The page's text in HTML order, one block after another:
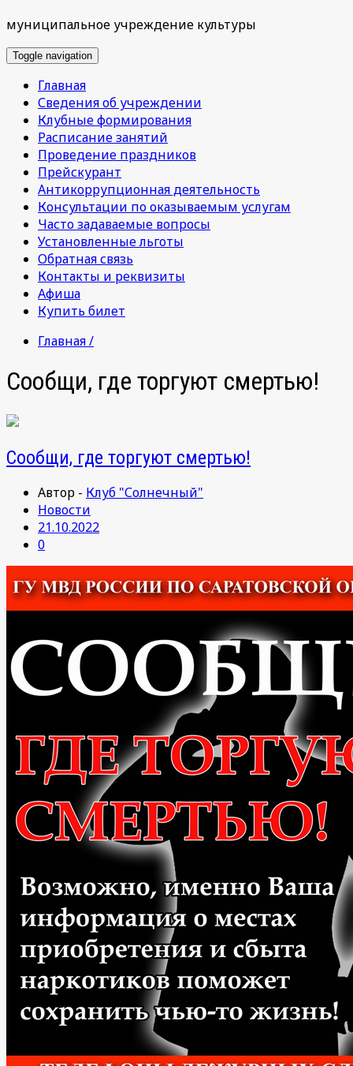
муниципальное учреждение культуры
Toggle navigation
Главная
Сведения об учреждении
Клубные формирования
Расписание занятий
Проведение праздников
Прейскурант
Антикоррупционная деятельность
Консультации по оказываемым услугам
Часто задаваемые вопросы
Установленные льготы
Обратная связь
Контакты и реквизиты
Афиша
Купить билет
Главная /
Сообщи, где торгуют смертью!
Сообщи, где торгуют смертью!
Автор - Клуб "Солнечный"
Новости
21.10.2022
0